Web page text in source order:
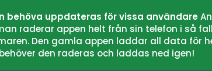
behöva uppdateras för vissa användare
raderar appen helt från sin telefon i så
Den gamla appen laddar all data
den raderas och laddas ned igen!